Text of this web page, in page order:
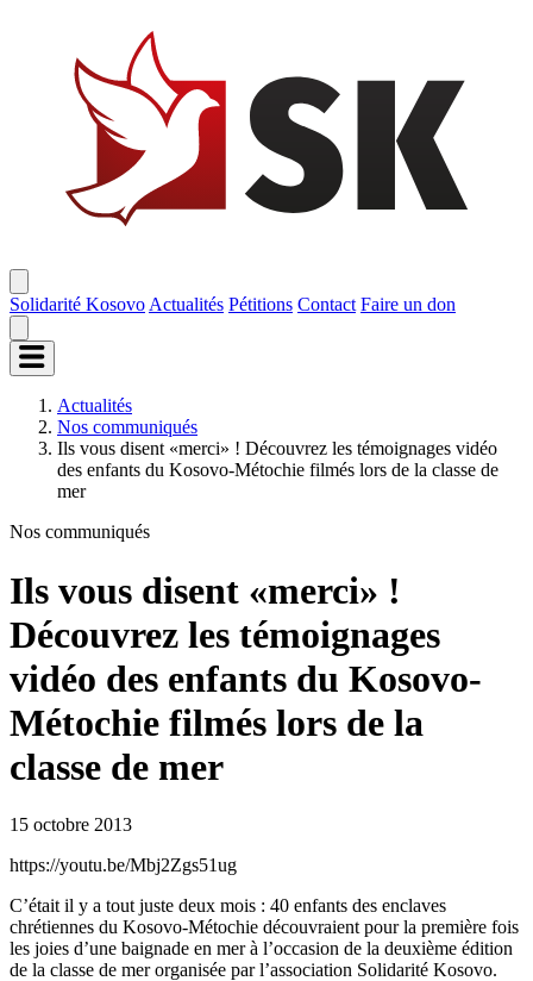
Solidarité Kosovo Actualités Pétitions Contact Faire un don
Actualités
Nos communiqués
Ils vous disent «merci» ! Découvrez les témoignages vidéo
des enfants du Kosovo-Métochie filmés lors de la classe de
mer
Nos communiqués
Ils vous disent «merci» !
Découvrez les témoignages
vidéo des enfants du Kosovo-
Métochie filmés lors de la
classe de mer
15 octobre 2013
https://youtu.be/Mbj2Zgs51ug
C’était il y a tout juste deux mois : 40 enfants des enclaves
chrétiennes du Kosovo-Métochie découvraient pour la première fois
les joies d’une baignade en mer à l’occasion de la deuxième édition
de la classe de mer organisée par l’association Solidarité Kosovo.